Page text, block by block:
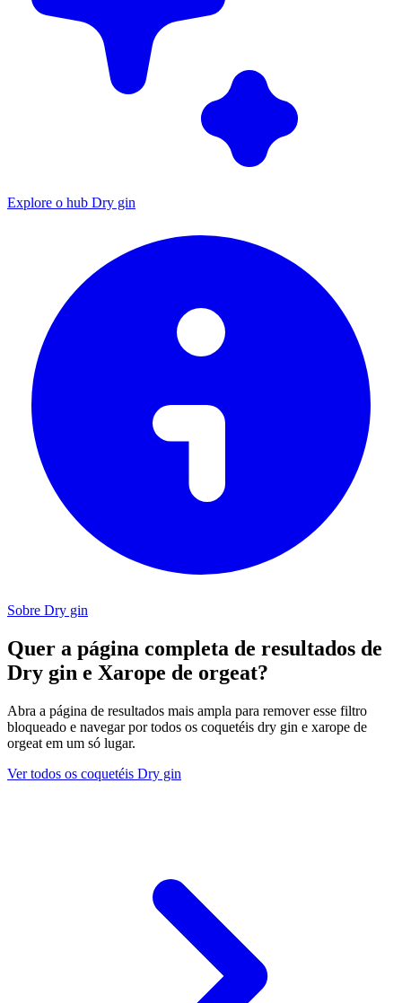
Explore o hub Dry gin
Sobre Dry gin
Quer a página completa de resultados de
Dry gin e Xarope de orgeat?
Abra a página de resultados mais ampla para remover esse filtro
bloqueado e navegar por todos os coquetéis dry gin e xarope de
orgeat em um só lugar.
Ver todos os coquetéis Dry gin